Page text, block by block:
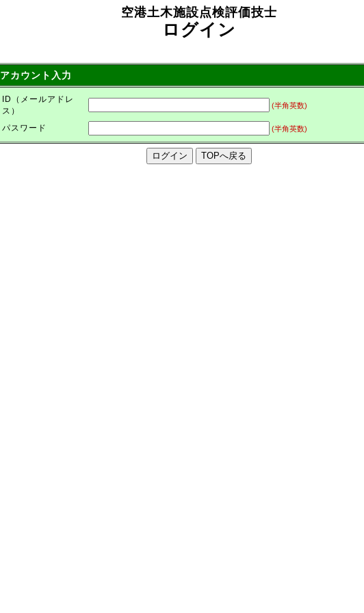
空港土木施設点検評価技士
ログイン
アカウント入力
ID（メールアドレ
ス）
(半角英数)
パスワード (半角英数)